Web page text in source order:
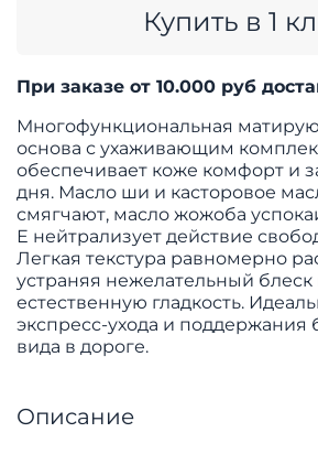
Купить в 1
При заказе от 10.000 руб
Многофункциональная
основа с ухаживающим
обеспечивает коже комфорт и
дня. Масло ши и касторовое
смягчают, масло жожоба
Е нейтрализует действие
Легкая текстура равномерно
устраняя нежелательный
естественную гладкость.
экспресс-ухода и поддержания
вида в дороге.
Описание